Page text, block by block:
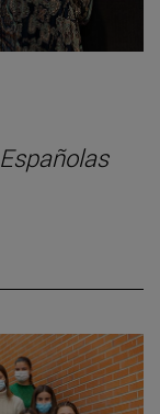
Españolas